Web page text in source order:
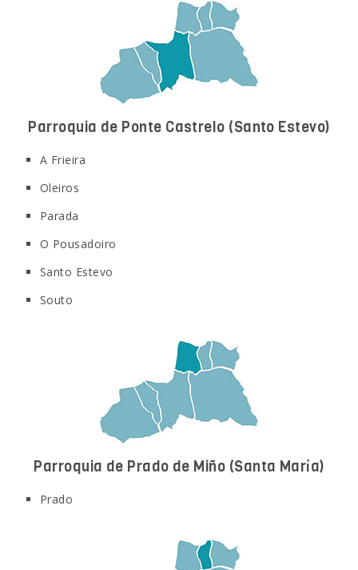
Parroquia de Ponte Castrelo (Santo Estevo)
A Frieira
Oleiros
Parada
O Pousadoiro
Santo Estevo
Souto
Parroquia de Prado de Miño (Santa María)
Prado